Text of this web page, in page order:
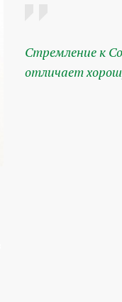
Стремление к
отличает